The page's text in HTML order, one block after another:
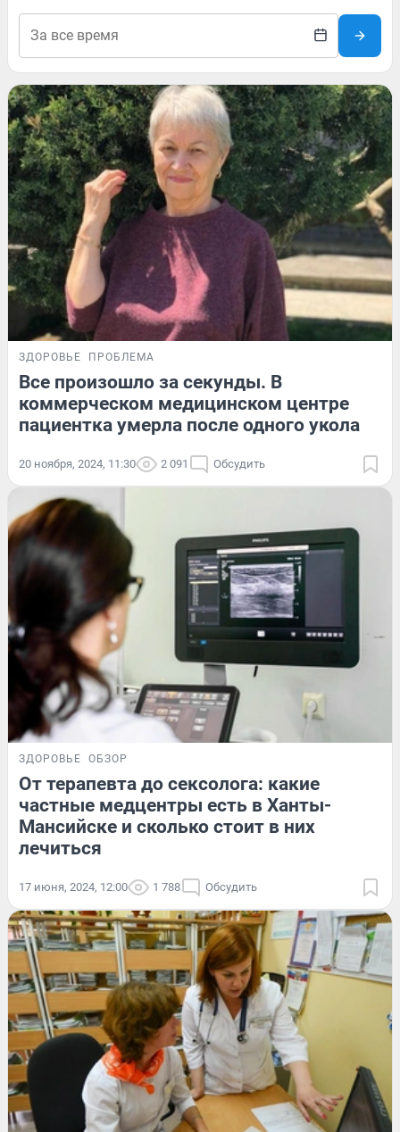
ЗДОРОВЬЕ ПРОБЛЕМА
Все произошло за секунды. В
коммерческом медицинском центре
пациентка умерла после одного укола
20 ноября, 2024, 11:30 2 091 Обсудить
ЗДОРОВЬЕ ОБЗОР
От терапевта до сексолога: какие
частные медцентры есть в Ханты-
Мансийске и сколько стоит в них
лечиться
17 июня, 2024, 12:00 1 788 Обсудить